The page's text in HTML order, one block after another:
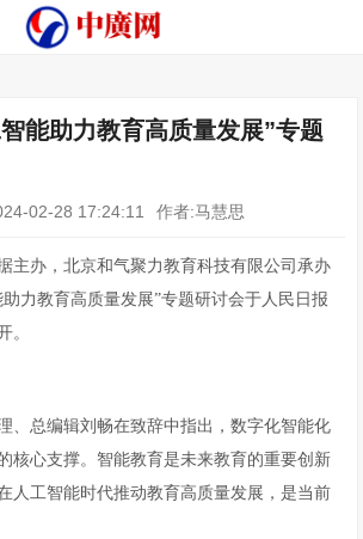
能助力教育高质量发展”专题
02-28 17:24:11 作者:马慧思
主办，北京和气聚力教育科技有限公司承办
力教育高质量发展”专题研讨会于人民日报
。
、总编辑刘畅在致辞中指出，数字化智能化
核心支撑。智能教育是未来教育的重要创新
人工智能时代推动教育高质量发展，是当前